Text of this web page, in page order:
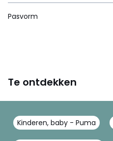
Pasvorm
Te ontdekken
Kinderen, baby - Puma